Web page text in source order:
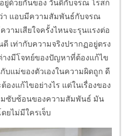
ยู่ด้วยกันของ วันดีกับจรณ โรสก็
า แอบมีความสัมพันธ์กับจรณ
วามเสียใจครั้งไหนจะรุนแรงต่อ
เท่ากับความจริงปรากฏอยู่ตรง
งมีโจทย์ของปัญหาที่ต้องแก้ไข
แม่ของตัวเองในความผิดถูก ดี
องแก้ไขอย่างไร แต่ในเรื่องของ
มซับซ้อนของความสัมพันธ์ มัน
ยไม่มีใครเจ็บ